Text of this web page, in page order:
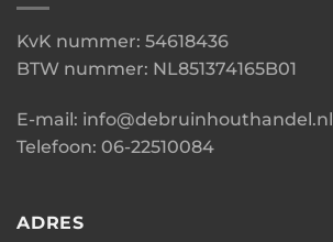
KvK nummer: 54618436
BTW nummer: NL851374165B01
E-mail: info@debruinhouthandel.nl
Telefoon: 06-22510084
ADRES